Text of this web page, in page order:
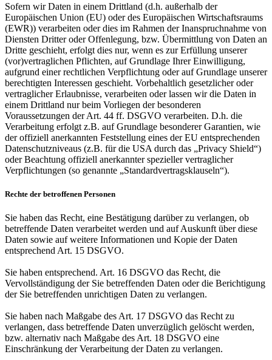
Sofern wir Daten in einem Drittland (d.h. außerhalb der
Europäischen Union (EU) oder des Europäischen Wirtschaftsraums
(EWR)) verarbeiten oder dies im Rahmen der Inanspruchnahme von
Diensten Dritter oder Offenlegung, bzw. Übermittlung von Daten an
Dritte geschieht, erfolgt dies nur, wenn es zur Erfüllung unserer
(vor)vertraglichen Pflichten, auf Grundlage Ihrer Einwilligung,
aufgrund einer rechtlichen Verpflichtung oder auf Grundlage unserer
berechtigten Interessen geschieht. Vorbehaltlich gesetzlicher oder
vertraglicher Erlaubnisse, verarbeiten oder lassen wir die Daten in
einem Drittland nur beim Vorliegen der besonderen
Voraussetzungen der Art. 44 ff. DSGVO verarbeiten. D.h. die
Verarbeitung erfolgt z.B. auf Grundlage besonderer Garantien, wie
der offiziell anerkannten Feststellung eines der EU entsprechenden
Datenschutzniveaus (z.B. für die USA durch das „Privacy Shield“)
oder Beachtung offiziell anerkannter spezieller vertraglicher
Verpflichtungen (so genannte „Standardvertragsklauseln“).
Rechte der betroffenen Personen
Sie haben das Recht, eine Bestätigung darüber zu verlangen, ob
betreffende Daten verarbeitet werden und auf Auskunft über diese
Daten sowie auf weitere Informationen und Kopie der Daten
entsprechend Art. 15 DSGVO.
Sie haben entsprechend. Art. 16 DSGVO das Recht, die
Vervollständigung der Sie betreffenden Daten oder die Berichtigung
der Sie betreffenden unrichtigen Daten zu verlangen.
Sie haben nach Maßgabe des Art. 17 DSGVO das Recht zu
verlangen, dass betreffende Daten unverzüglich gelöscht werden,
bzw. alternativ nach Maßgabe des Art. 18 DSGVO eine
Einschränkung der Verarbeitung der Daten zu verlangen.